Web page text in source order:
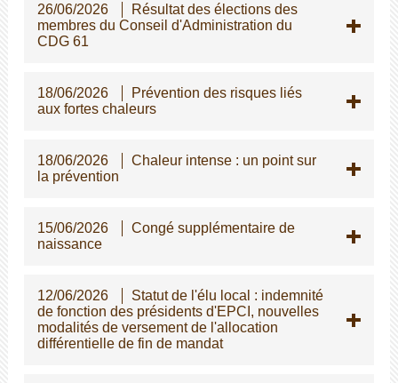
26/06/2026
Résultat des élections des
membres du Conseil d'Administration du
CDG 61
18/06/2026
Prévention des risques liés
aux fortes chaleurs
18/06/2026
Chaleur intense : un point sur
la prévention
15/06/2026
Congé supplémentaire de
naissance
12/06/2026
Statut de l'élu local : indemnité
de fonction des présidents d'EPCI, nouvelles
modalités de versement de l'allocation
différentielle de fin de mandat